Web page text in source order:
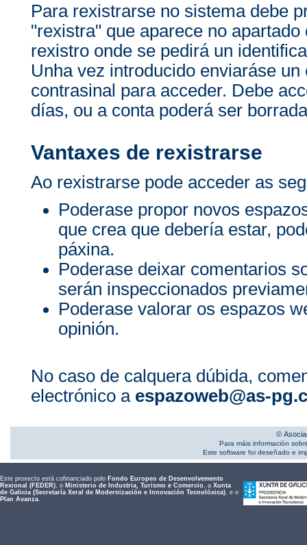
Para rexistrarse no sistema debe
"rexistra" que aparece no
rexistro onde se pedirá un
Unha vez introducido enviaráse
contrasinal para acceder. Debe
días, ou a conta poderá ser
Vantaxes de rexistrarse
Ao rexistrarse pode acceder as
Poderase propor novos
que crea que debería estar,
páxina.
Poderase deixar comentarios
serán inspeccionados
Poderase valorar os espazos
opinión.
No caso de calquera dúbida,
electrónico a espazoweb@as-
©
Para máis información
Este software foi deseñado e
Este proxecto está cofinanciado polo Fondo Europeo de Desenvolvemento
Rexional (FEDER) , o Ministerio de Industria, Turismo e Comercio , a Xunta
de Galicia (Secretaría Xeral de Modernización e Innovación Tecnolóxica) , e o
Plan Avanza